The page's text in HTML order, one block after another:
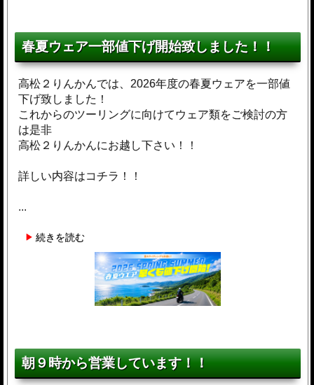
春夏ウェア一部値下げ開始致しました！！
高松２りんかんでは、2026年度の春夏ウェアを一部値
下げ致しました！
これからのツーリングに向けてウェア類をご検討の方
は是非
高松２りんかんにお越し下さい！！
詳しい内容はコチラ！！
...
続きを読む
朝９時から営業しています！！